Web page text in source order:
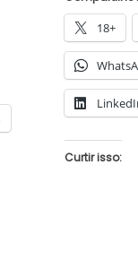
18+
Curtir isso: